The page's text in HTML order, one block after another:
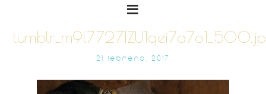
21 FEBRERO, 2017